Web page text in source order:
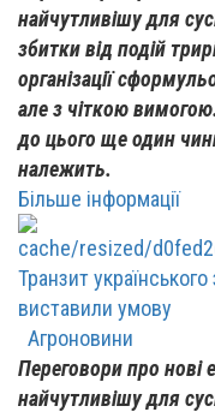
найчутливішу для
збитки від подій
організації
але з чіткою
до цього ще один
належить.
Більше інформації
Транзит
виставили умову
Агроновини
Переговори про нові
найчутливішу для